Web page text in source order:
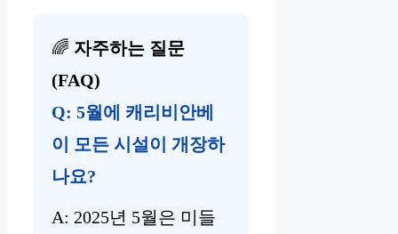
🌈 자주하는 질문
(FAQ)
Q: 5월에 캐리비안베
이 모든 시설이 개장하
나요?
A: 2025년 5월은 미들